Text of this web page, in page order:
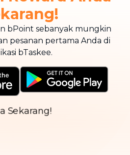
bPoint sebanyak mungkin
pesanan pertama Anda di
bTaskee.